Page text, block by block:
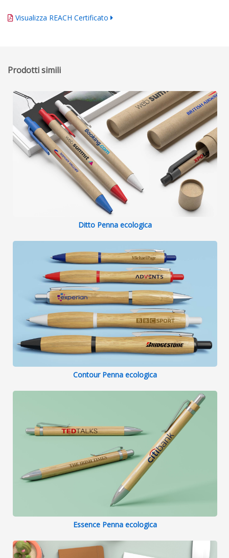
Visualizza REACH Certificato
Prodotti simili
Ditto Penna ecologica
Contour Penna ecologica
Essence Penna ecologica